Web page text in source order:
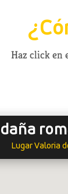
Haz click en
Lugar Valoria